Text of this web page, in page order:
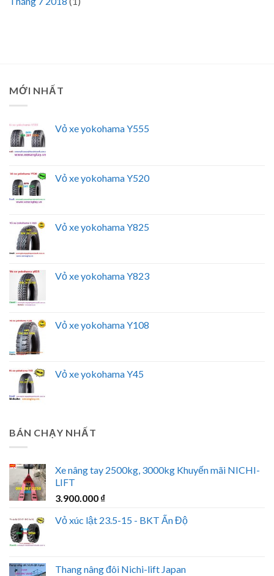
MỚI NHẤT
Vỏ xe yokohama Y555
Vỏ xe yokohama Y520
Vỏ xe yokohama Y825
Vỏ xe yokohama Y823
Vỏ xe yokohama Y108
Vỏ xe yokohama Y45
BÁN CHẠY NHẤT
Xe nâng tay 2500kg, 3000kg Khuyến mãi NICHI-
LIFT
3.900.000 ₫
Vỏ xúc lật 23.5-15 - BKT Ấn Độ
Thang nâng đôi Nichi-lift Japan